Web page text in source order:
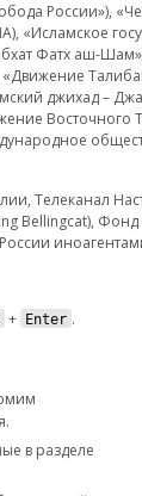
России»),
«Исламское
Фатх аш-
джихад –
Телеканал
Bellingcat),
+ Enter .
в разделе